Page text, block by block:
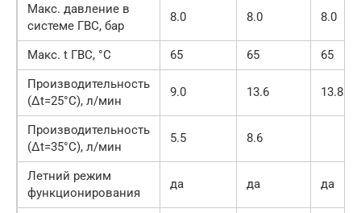
Макс. давление в
системе ГВС, бар
8.0 8.0 8.0
Макс. t ГВС, °С 65 65
65
Производительность
(Δt=25°C), л/мин
9.0 13.6 13.8
Производительность
(Δt=35°C), л/мин
5.5 8.6
Летний режим
функционирования
да да да